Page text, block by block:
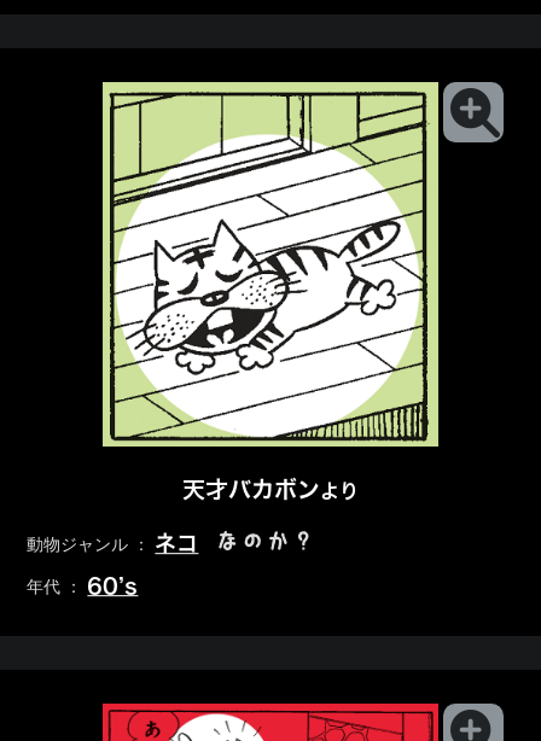
天才バカボンより
動物ジャンル ： ネコ なのか？
年代 ： 60’s